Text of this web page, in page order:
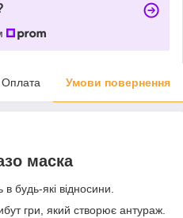
Оплата Умови повернення
маска
в будь-які відносини.
гри, який створює антураж.